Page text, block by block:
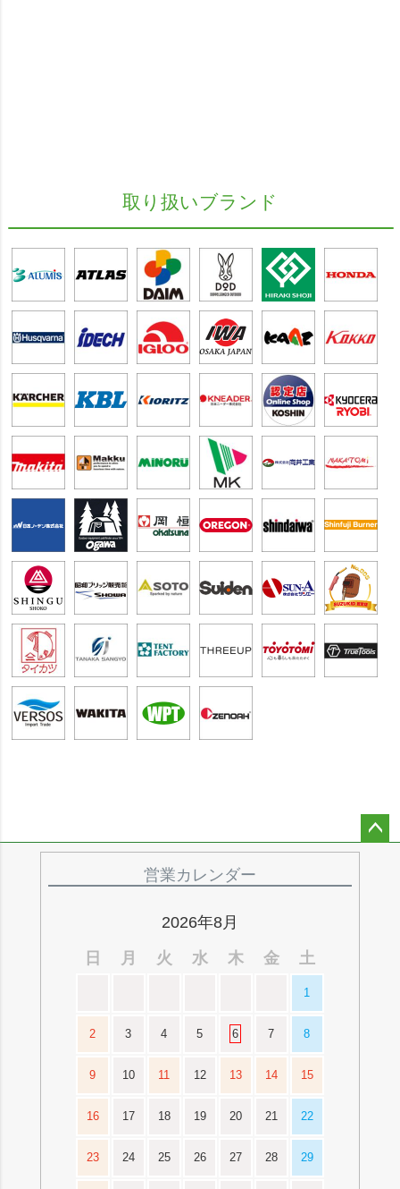
取り扱いブランド
営業カレンダー
2026年8月
日
月 火 水 木 金 土
1
2 3 4 5 6 7 8
9 10 11 12 13 14 15
16 17 18 19 20 21 22
23 24 25 26 27 28 29